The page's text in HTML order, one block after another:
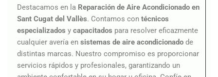
Destacamos en la Reparación de Aire Acondicionado en
Sant Cugat del Vallès. Contamos con técnicos
especializados y capacitados para resolver eficazmente
cualquier avería en sistemas de aire acondicionado de
distintas marcas. Nuestro compromiso es proporcionar
servicios rápidos y profesionales, garantizando un